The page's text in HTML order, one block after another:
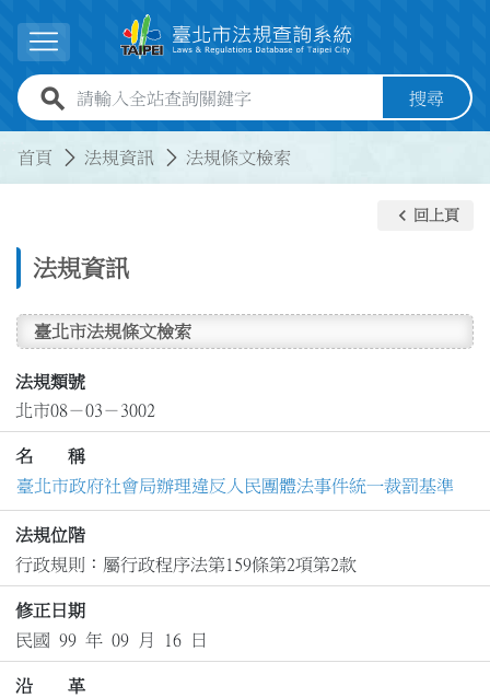
展開選單
全站查詢關鍵字欄位 搜尋
首頁 法規資訊 法規條文檢索
法規資訊
keyboard_arrow_left 回上頁
臺北市法規條文檢索
法規類號
北市08－03－3002
名 稱
臺北市政府社會局辦理違反人民團體法事件統一裁罰基準
法規位階
行政規則：屬行政程序法第159條第2項第2款
修正日期
民國 99 年 09 月 16 日
沿 革